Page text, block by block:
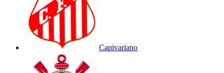
Capivariano